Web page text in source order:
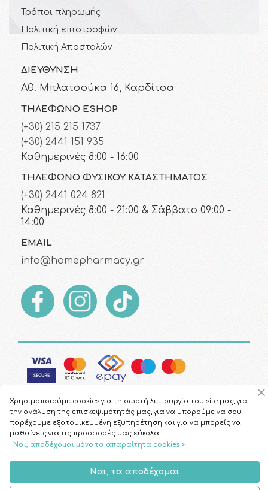
Τρόποι πληρωμής
Πολιτική επιστροφών
Πολιτική Αποστολών
ΔΙΕΎΘΥΝΣΗ
Αθ. Μπλατσούκα 16, Καρδίτσα
ΤΗΛΈΦΩΝΟ ESHOP
(+30) 215 215 1737
(+30) 2441 151 935
Καθημερινές 8:00 - 16:00
ΤΗΛΈΦΩΝΟ ΦΥΣΙΚΟΎ ΚΑΤΑΣΤΉΜΑΤΟΣ
(+30) 2441 024 821
Καθημερινές 8:00 - 21:00 & Σάββατο 09:00 -
14:00
EMAIL
info@homepharmacy.gr
Copyright © 2026HomePharmacy.gr
Χρησιμοποιούμε cookies για τη σωστή λειτουργία του site μας, για
την ανάλυση της επισκεψιμότητάς μας, για να μπορούμε να σου
παρέχουμε εξατομικευμένη εξυπηρέτηση και για να μπορείς να
μαθαίνεις για τις προσφορές μας εύκολα!
Ναι, αποδέχομαι μόνο τα απαραίτητα cookies >
Ναι, τα αποδέχομαι